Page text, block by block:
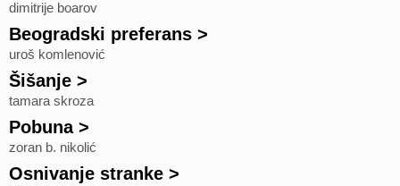
dimitrije boarov
Beogradski preferans >
uroš komlenović
Šišanje >
tamara skroza
Pobuna>
zoran b. nikolić
Osnivanje stranke >